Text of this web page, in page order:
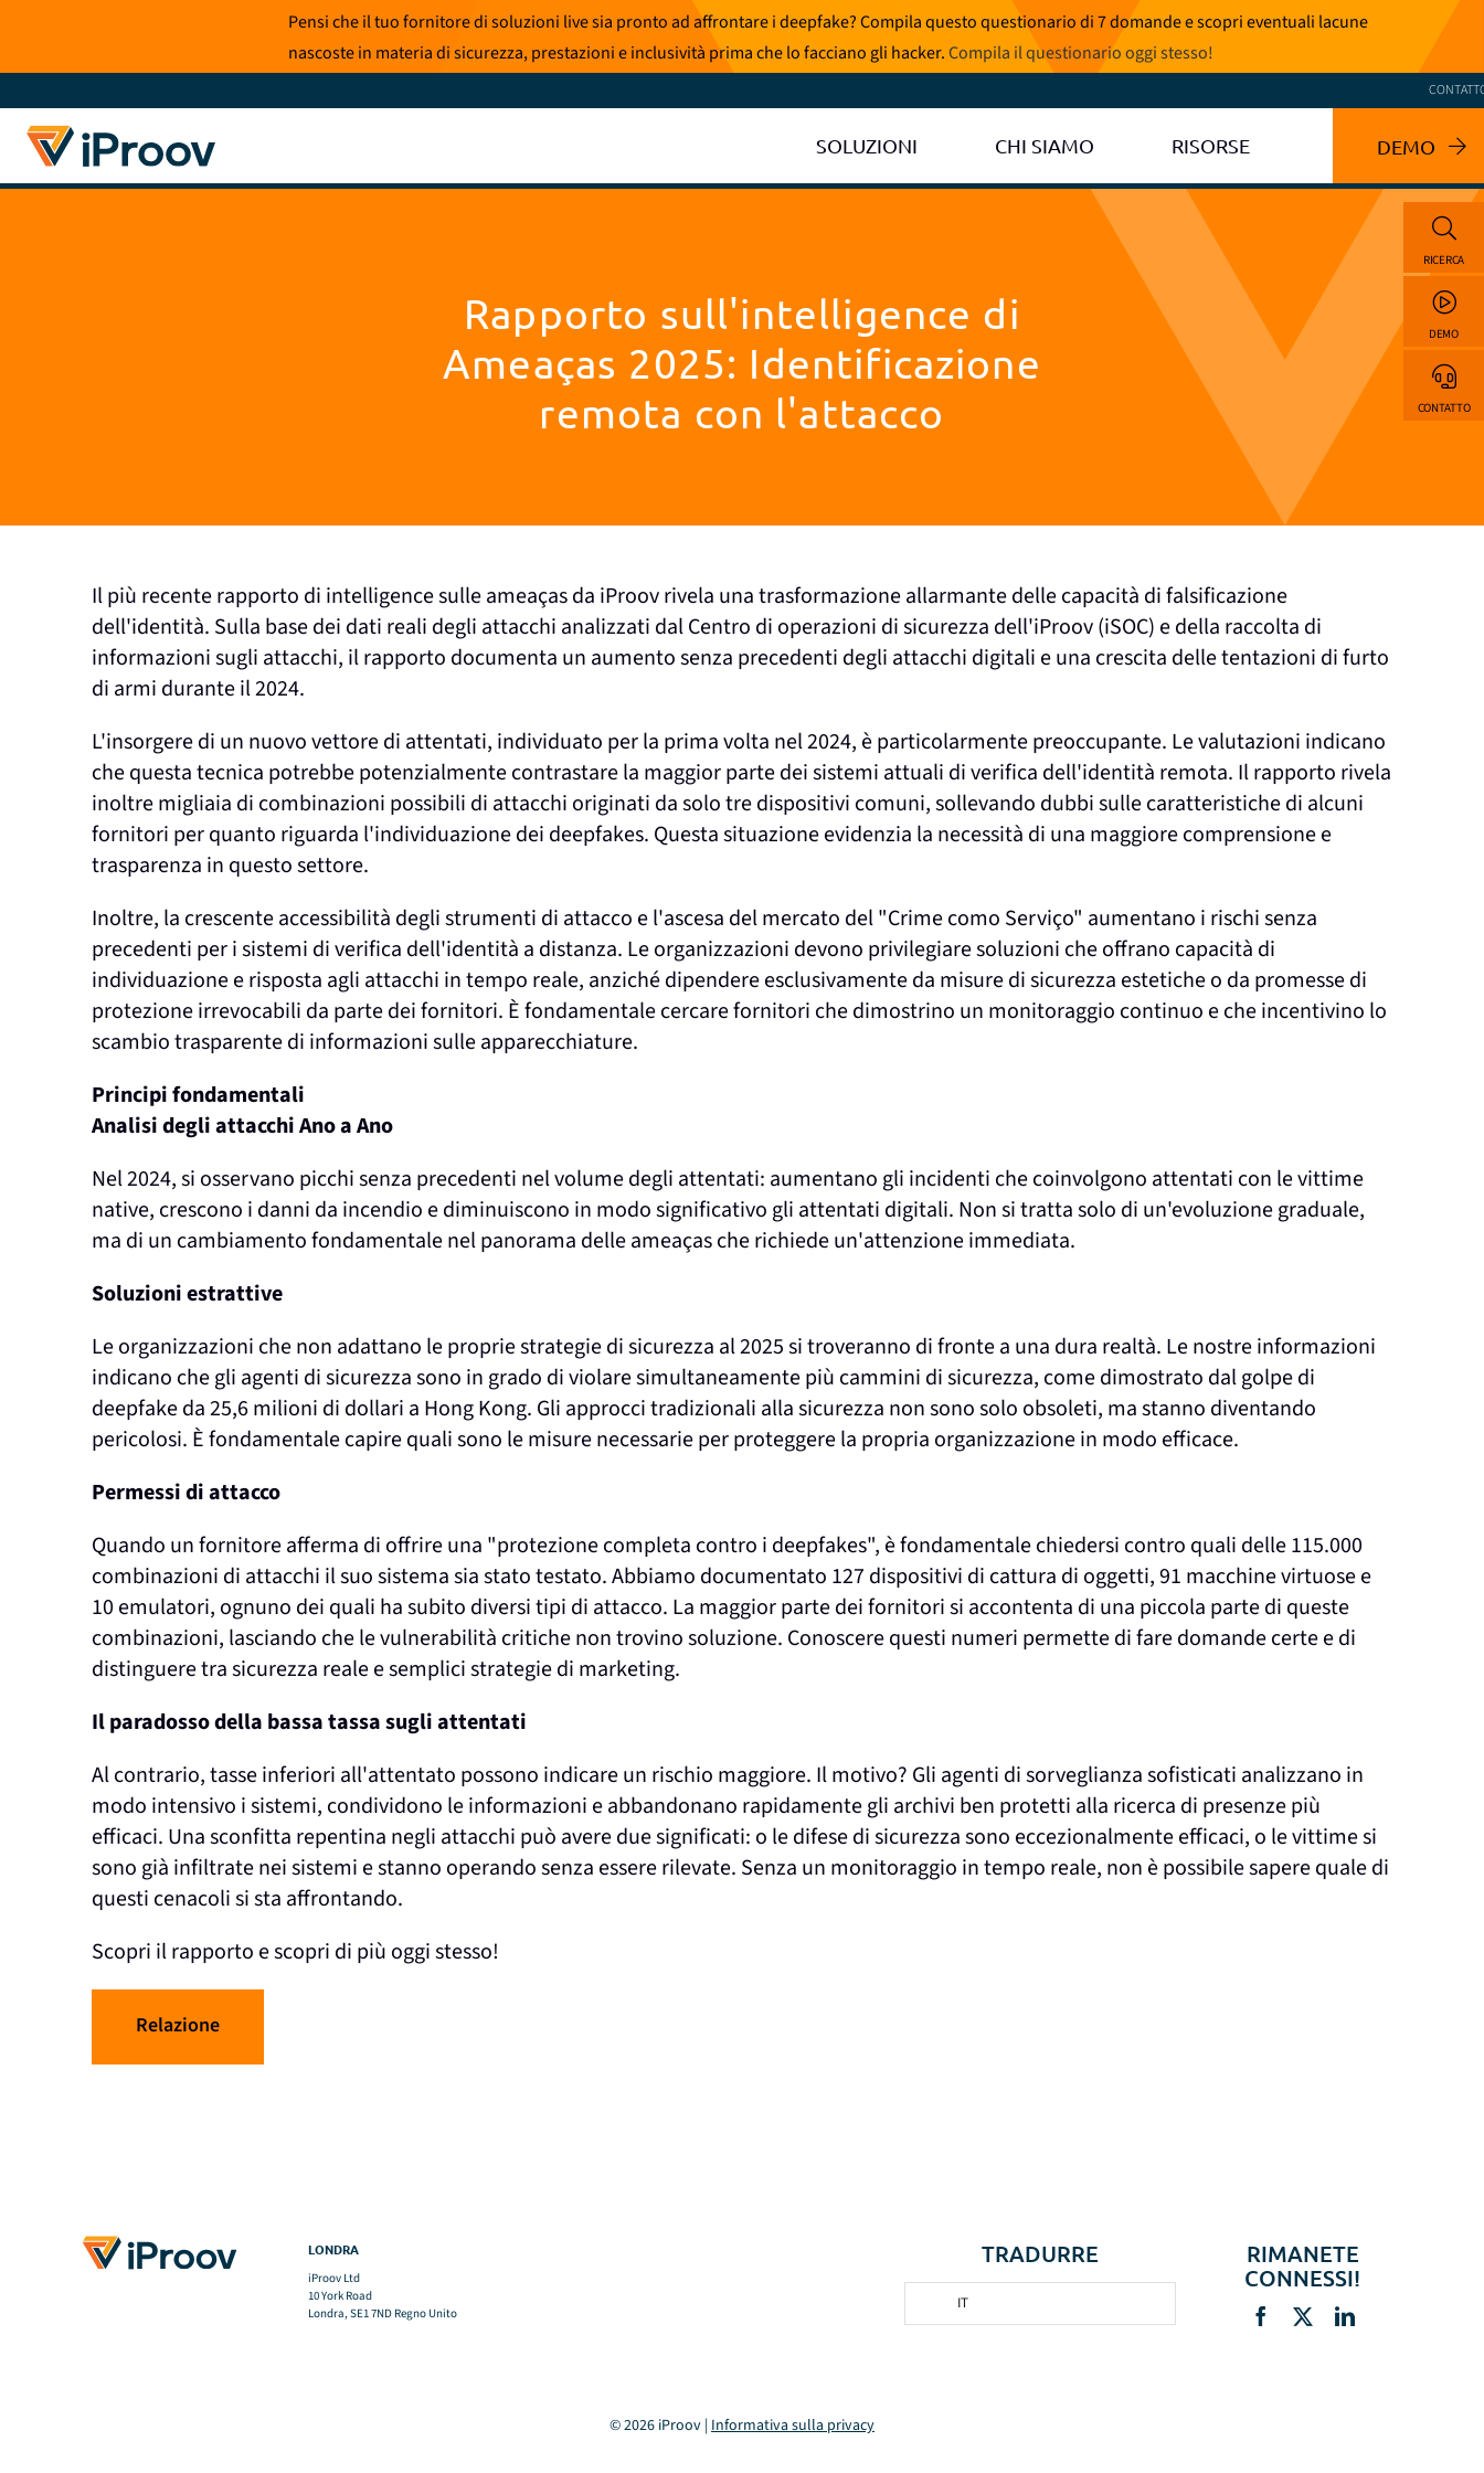
contenuto
Pensi che il tuo fornitore di soluzioni live sia pronto ad affrontare i deepfake? Compila questo questionario di 7 domande e scopri eventuali lacune
nascoste in materia di sicurezza, prestazioni e inclusività prima che lo facciano gli hacker.Compila il questionario oggi stesso!
SOLUZIONI CHI SIAMO RISORSE DEMO
Rapporto sull'intelligence di
Ameaças 2025: Identificazione
remota con l'attacco
Il più recente rapporto di intelligence sulle ameaças da iProov rivela una trasformazione allarmante delle capacità di falsificazione
dell'identità. Sulla base dei dati reali degli attacchi analizzati dal Centro di operazioni di sicurezza dell'iProov (iSOC) e della raccolta di
informazioni sugli attacchi, il rapporto documenta un aumento senza precedenti degli attacchi digitali e una crescita delle tentazioni di furto
di armi durante il 2024.
L'insorgere di un nuovo vettore di attentati, individuato per la prima volta nel 2024, è particolarmente preoccupante. Le valutazioni indicano
che questa tecnica potrebbe potenzialmente contrastare la maggior parte dei sistemi attuali di verifica dell'identità remota. Il rapporto rivela
inoltre migliaia di combinazioni possibili di attacchi originati da solo tre dispositivi comuni, sollevando dubbi sulle caratteristiche di alcuni
fornitori per quanto riguarda l'individuazione dei deepfakes. Questa situazione evidenzia la necessità di una maggiore comprensione e
trasparenza in questo settore.
Inoltre, la crescente accessibilità degli strumenti di attacco e l'ascesa del mercato del "Crime como Serviço" aumentano i rischi senza
precedenti per i sistemi di verifica dell'identità a distanza. Le organizzazioni devono privilegiare soluzioni che offrano capacità di
individuazione e risposta agli attacchi in tempo reale, anziché dipendere esclusivamente da misure di sicurezza estetiche o da promesse di
protezione irrevocabili da parte dei fornitori. È fondamentale cercare fornitori che dimostrino un monitoraggio continuo e che incentivino lo
scambio trasparente di informazioni sulle apparecchiature.
Principi fondamentali
Analisi degli attacchi Ano a Ano
Nel 2024, si osservano picchi senza precedenti nel volume degli attentati: aumentano gli incidenti che coinvolgono attentati con le vittime
native, crescono i danni da incendio e diminuiscono in modo significativo gli attentati digitali. Non si tratta solo di un'evoluzione graduale,
ma di un cambiamento fondamentale nel panorama delle ameaças che richiede un'attenzione immediata.
Soluzioni estrattive
Le organizzazioni che non adattano le proprie strategie di sicurezza al 2025 si troveranno di fronte a una dura realtà. Le nostre informazioni
indicano che gli agenti di sicurezza sono in grado di violare simultaneamente più cammini di sicurezza, come dimostrato dal golpe di
deepfake da 25,6 milioni di dollari a Hong Kong. Gli approcci tradizionali alla sicurezza non sono solo obsoleti, ma stanno diventando
pericolosi. È fondamentale capire quali sono le misure necessarie per proteggere la propria organizzazione in modo efficace.
Permessi di attacco
Quando un fornitore afferma di offrire una "protezione completa contro i deepfakes", è fondamentale chiedersi contro quali delle 115.000
combinazioni di attacchi il suo sistema sia stato testato. Abbiamo documentato 127 dispositivi di cattura di oggetti, 91 macchine virtuose e
10 emulatori, ognuno dei quali ha subito diversi tipi di attacco. La maggior parte dei fornitori si accontenta di una piccola parte di queste
combinazioni, lasciando che le vulnerabilità critiche non trovino soluzione. Conoscere questi numeri permette di fare domande certe e di
distinguere tra sicurezza reale e semplici strategie di marketing.
Il paradosso della bassa tassa sugli attentati
Al contrario, tasse inferiori all'attentato possono indicare un rischio maggiore. Il motivo? Gli agenti di sorveglianza sofisticati analizzano in
modo intensivo i sistemi, condividono le informazioni e abbandonano rapidamente gli archivi ben protetti alla ricerca di presenze più
efficaci. Una sconfitta repentina negli attacchi può avere due significati: o le difese di sicurezza sono eccezionalmente efficaci, o le vittime si
sono già infiltrate nei sistemi e stanno operando senza essere rilevate. Senza un monitoraggio in tempo reale, non è possibile sapere quale di
questi cenacoli si sta affrontando.
Scopri il rapporto e scopri di più oggi stesso!
Relazione
LONDRA
iProov Ltd
10 York Road
Londra, SE1 7ND Regno Unito
TRADURRE
IT
RIMANETE
CONNESSI!
© 2026 iProov | Informativa sulla privacy
RICERCA
DEMO
CONTATTO